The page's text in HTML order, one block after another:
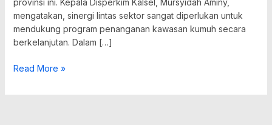
provinsi ini. Kepala Disperkim Kalsel, Mursyidah Aminy,
mengatakan, sinergi lintas sektor sangat diperlukan untuk
mendukung program penanganan kawasan kumuh secara
berkelanjutan. Dalam […]
Read More »